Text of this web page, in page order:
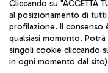
coordinamento di
Codice fiscale e Registro
IVA 06572251004
Capitale sociale
Sede legale: Via Pier
telefono +39 06 65951
Cliccando su "ACCETTA
al posizionamento di
profilazione. Il consenso
qualsiasi momento.
singoli cookie cliccando
in ogni momento dal